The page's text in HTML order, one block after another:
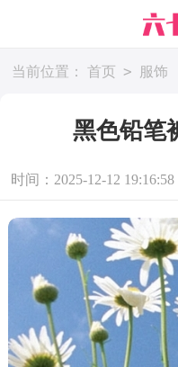
当前位置： 首页 > 服饰
黑色铅笔
时间：2025-12-12 19:16:58